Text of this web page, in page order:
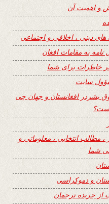
و اهمیت آن
های دینی ، اخلاقی و اجتماعی
نامه به مقامات افغان
خاطرات برای شما
سایت
بشردر افغانستان و جهان چی
، مطالب انتخابی ، معلوماتی و
شما
و دموکراسی
از جریده ترجمان